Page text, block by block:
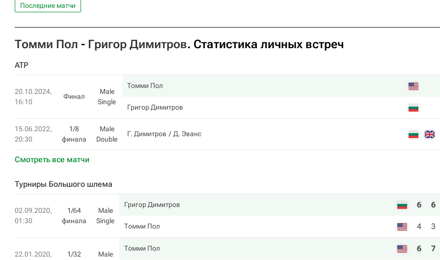
Последние матчи
Томми Пол - Григор Димитров. Статистика личных встреч
ATP
20.10.2024,
16:10
Финал
Male
Single
Томми Пол
Григор Димитров
15.06.2022,
20:30
1/8
финала
Male
Double
Г. Димитров Д. Эванс
Смотреть все матчи
Турниры Большого шлема
02.09.2020,
01:30
1/64
финала
Male
Single
Григор Димитров 6 6
Томми Пол 4 3
22.01.2020,
1/32
Male
Томми Пол 6 7